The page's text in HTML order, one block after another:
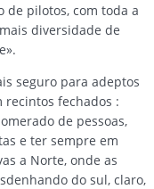
de pilotos, com toda a
diversidade de
seguro para adeptos
recintos fechados :
de pessoas,
e ter sempre em
a Norte, onde as
do sul, claro,